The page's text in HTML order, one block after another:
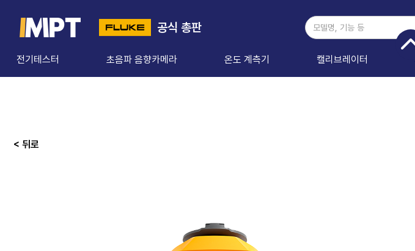
공식 총판
전기테스터 초음파 음향카메라 온도 계측기 캘리브레이터
< 뒤로